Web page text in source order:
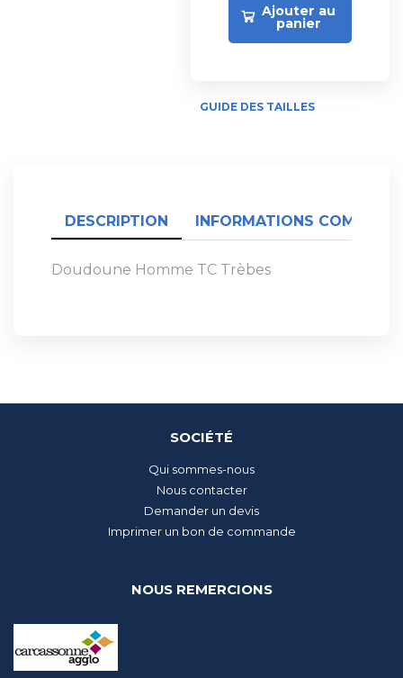
Ajouter au
panier
GUIDE DES TAILLES
DESCRIPTION INFORMATIONS
Doudoune Homme TC Trèbes
SOCIÉTÉ
Qui sommes-nous
Nous contacter
Demander un devis
Imprimer un bon de commande
NOUS REMERCIONS